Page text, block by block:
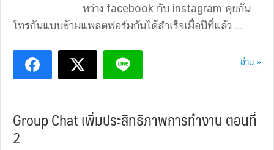
หว่าง facebook กับ instagram คุยกัน
โทรกันแบบข้ามแพลตฟอร์มกันได้สำเร็จเมื่อปีที่แล้ว ...
อ่าน »
Group Chat เพิ่มประสิทธิภาพการทำงาน ตอนที่
2